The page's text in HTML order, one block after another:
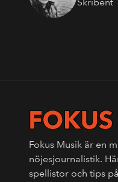
Skribent
Fokus Musik är en
nöjesjournalistik.
spellistor och tips